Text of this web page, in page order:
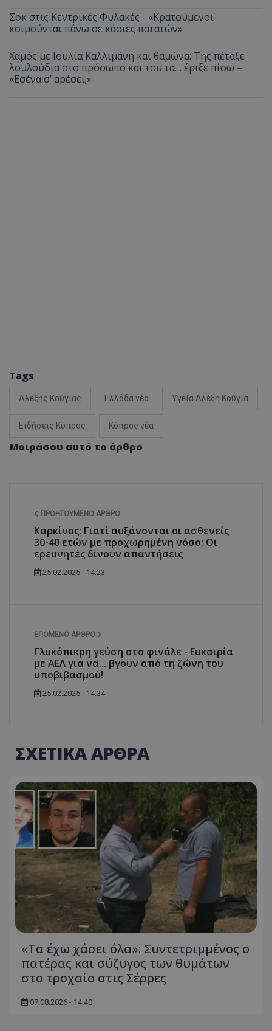
Σοκ στις Κεντρικές Φυλακές - «Κρατούμενοι
κοιμούνται πάνω σε κάσιες πατατών»
Χαμός με Ιουλία Καλλιμάνη και θαμώνα: Της πέταξε
λουλούδια στο πρόσωπο και του τα… έριξε πίσω –
«Εσένα σ’ αρέσει;»
Tags
Αλέξης Κούγιας Ελλάδα νέα Υγεία Αλέξη Κούγια
Ειδήσεις Κύπρος Κύπρος νέα
Μοιράσου αυτό το άρθρο
ΠΡΟΗΓΟΎΜΕΝΟ ΆΡΘΡΟ
Kαρκίνος: Γιατί αυξάνονται οι ασθενείς
30-40 ετών με προχωρημένη νόσο; Οι
ερευνητές δίνουν απαντήσεις
25.02.2025 - 14:23
ΕΠΌΜΕΝΟ ΆΡΘΡΟ
Γλυκόπικρη γεύση στο φινάλε - Ευκαιρία
με ΑΕΛ για να... βγουν από τη ζώνη του
υποβιβασμού!
25.02.2025 - 14:34
ΣΧΕΤΙΚΑ ΑΡΘΡΑ
«Τα έχω χάσει όλα»: Συντετριμμένος ο
πατέρας και σύζυγος των θυμάτων
στο τροχαίο στις Σέρρες
07.08.2026 - 14:40